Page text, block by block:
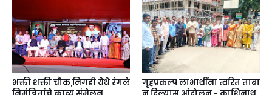
भक्ती शक्ती चौक,निगडी येथे रंगले
गृहप्रकल्प लाभार्थींना त्वरित ताबा